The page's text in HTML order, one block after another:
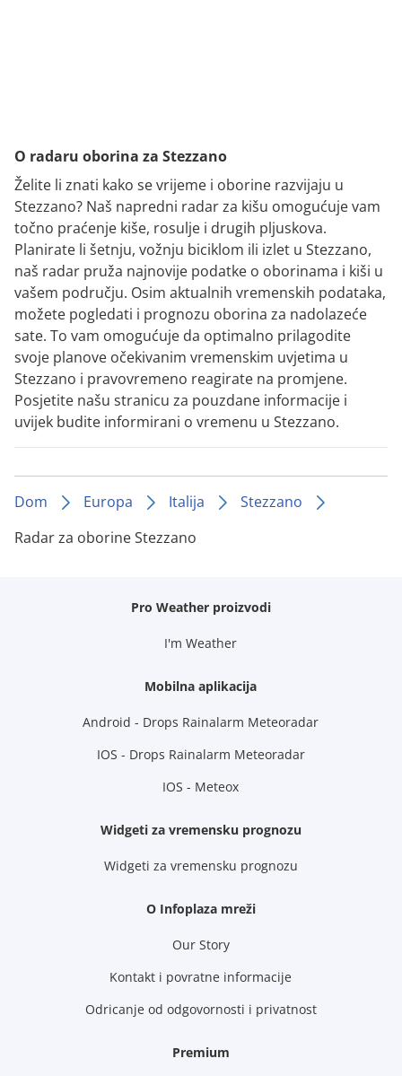
O radaru oborina za Stezzano
Želite li znati kako se vrijeme i oborine razvijaju u
Stezzano? Naš napredni radar za kišu omogućuje vam
točno praćenje kiše, rosulje i drugih pljuskova.
Planirate li šetnju, vožnju biciklom ili izlet u Stezzano,
naš radar pruža najnovije podatke o oborinama i kiši u
vašem području. Osim aktualnih vremenskih podataka,
možete pogledati i prognozu oborina za nadolazeće
sate. To vam omogućuje da optimalno prilagodite
svoje planove očekivanim vremenskim uvjetima u
Stezzano i pravovremeno reagirate na promjene.
Posjetite našu stranicu za pouzdane informacije i
uvijek budite informirani o vremenu u Stezzano.
Dom Europa Italija
Stezzano
Radar za oborine Stezzano
Pro Weather proizvodi
I'm Weather
Mobilna aplikacija
Android - Drops Rainalarm Meteoradar
IOS - Drops Rainalarm Meteoradar
IOS - Meteox
Widgeti za vremensku prognozu
Widgeti za vremensku prognozu
O Infoplaza mreži
Our Story
Kontakt i povratne informacije
Odricanje od odgovornosti i privatnost
Premium